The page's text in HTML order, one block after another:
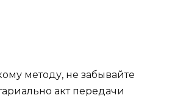
методу, не забывайте
акт передачи